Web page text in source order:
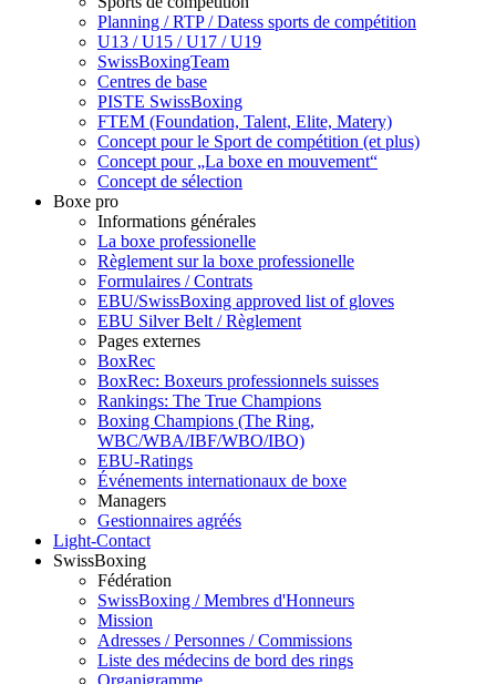
Planning / RTP / Datess sports de compétition
U13 / U15 / U17 / U19
SwissBoxingTeam
Centres de base
PISTE SwissBoxing
FTEM (Foundation, Talent, Elite, Matery)
Concept pour le Sport de compétition (et plus)
Concept pour „La boxe en mouvement“
Concept de sélection
Boxe pro
Informations générales
La boxe professionelle
Règlement sur la boxe professionelle
Formulaires / Contrats
EBU/SwissBoxing approved list of gloves
EBU Silver Belt / Règlement
Pages externes
BoxRec
BoxRec: Boxeurs professionnels suisses
Rankings: The True Champions
Boxing Champions (The Ring,
WBC/WBA/IBF/WBO/IBO)
EBU-Ratings
Événements internationaux de boxe
Managers
Gestionnaires agréés
Light-Contact
SwissBoxing
Fédération
SwissBoxing / Membres d'Honneurs
Mission
Adresses / Personnes / Commissions
Liste des médecins de bord des rings
Organigramme